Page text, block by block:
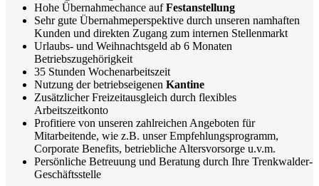
Hohe Übernahmechance aufFestanstellung
Sehr gute Übernahmeperspektive durch unseren namhaften
Kunden und direkten Zugang zum internen Stellenmarkt
Urlaubs- und Weihnachtsgeld ab 6 Monaten
Betriebszugehörigkeit
35 Stunden Wochenarbeitszeit
Nutzung der betriebseigenen Kantine
Zusätzlicher Freizeitausgleich durch flexibles
Arbeitszeitkonto
Profitiere von unseren zahlreichen Angeboten für
Mitarbeitende, wie z.B. unser Empfehlungsprogramm,
Corporate Benefits, betriebliche Altersvorsorge u.v.m.
Persönliche Betreuung und Beratung durch Ihre Trenkwalder-
Geschäftsstelle